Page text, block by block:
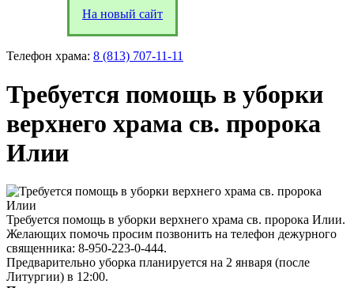
На новый сайт
Телефон храма: 8 (813) 707-11-11
Требуется помощь в уборки
верхнего храма св. пророка
Илии
Требуется помощь в уборки верхнего храма св. пророка Илии.
Желающих помочь просим позвонить на телефон дежурного
священника: 8-950-223-0-444.
Предварительно уборка планируется на 2 января (после
Литургии) в 12:00.